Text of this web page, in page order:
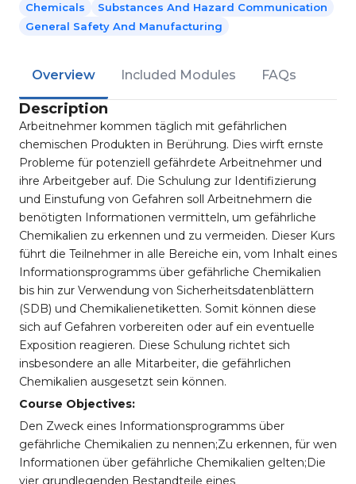
Chemicals
Substances And Hazard Communication
General Safety And Manufacturing
Overview Included Modules FAQs
Description
Arbeitnehmer kommen täglich mit gefährlichen
chemischen Produkten in Berührung. Dies wirft ernste
Probleme für potenziell gefährdete Arbeitnehmer und
ihre Arbeitgeber auf. Die Schulung zur Identifizierung
und Einstufung von Gefahren soll Arbeitnehmern die
benötigten Informationen vermitteln, um gefährliche
Chemikalien zu erkennen und zu vermeiden. Dieser Kurs
führt die Teilnehmer in alle Bereiche ein, vom Inhalt eines
Informationsprogramms über gefährliche Chemikalien
bis hin zur Verwendung von Sicherheitsdatenblättern
(SDB) und Chemikalienetiketten. Somit können diese
sich auf Gefahren vorbereiten oder auf ein eventuelle
Exposition reagieren. Diese Schulung richtet sich
insbesondere an alle Mitarbeiter, die gefährlichen
Chemikalien ausgesetzt sein können.
Course Objectives:
Den Zweck eines Informationsprogramms über
gefährliche Chemikalien zu nennen;Zu erkennen, für wen
Informationen über gefährliche Chemikalien gelten;Die
vier grundlegenden Bestandteile eines